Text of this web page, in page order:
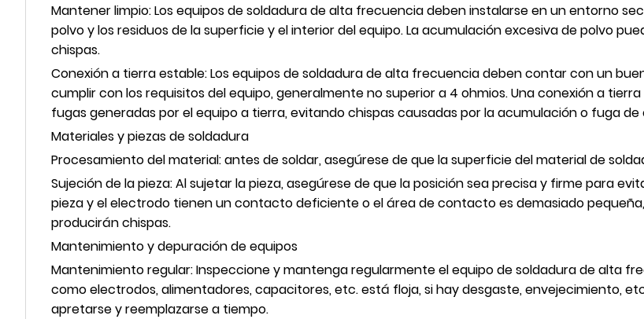
Mantener limpio: Los equipos de soldadura de alta frecuencia deben instalarse en un entorno
polvo y los residuos de la superficie y el interior del equipo. La acumulación excesiva de polvo
chispas.
Conexión a tierra estable: Los equipos de soldadura de alta frecuencia deben contar con un
cumplir con los requisitos del equipo, generalmente no superior a 4 ohmios. Una conexión a
fugas generadas por el equipo a tierra, evitando chispas causadas por la acumulación o fuga
Materiales y piezas de soldadura
Procesamiento del material: antes de soldar, asegúrese de que la superficie del material de
Sujeción de la pieza: Al sujetar la pieza, asegúrese de que la posición sea precisa y firme para
pieza y el electrodo tienen un contacto deficiente o el área de contacto es demasiado
producirán chispas.
Mantenimiento y depuración de equipos
Mantenimiento regular: Inspeccione y mantenga regularmente el equipo de soldadura de alta
como electrodos, alimentadores, capacitores, etc. está floja, si hay desgaste, envejecimiento,
apretarse y reemplazarse a tiempo.